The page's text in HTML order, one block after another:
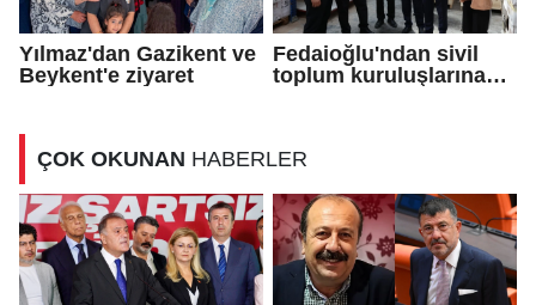
Yılmaz'dan Gazikent ve
Beykent'e ziyaret
Fedaioğlu'ndan sivil
toplum kuruluşlarına
ÇOK OKUNAN HABERLER